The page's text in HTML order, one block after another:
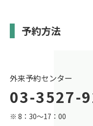
予約方法
外来予約センター
03-3527-
※ 8：30～17：00